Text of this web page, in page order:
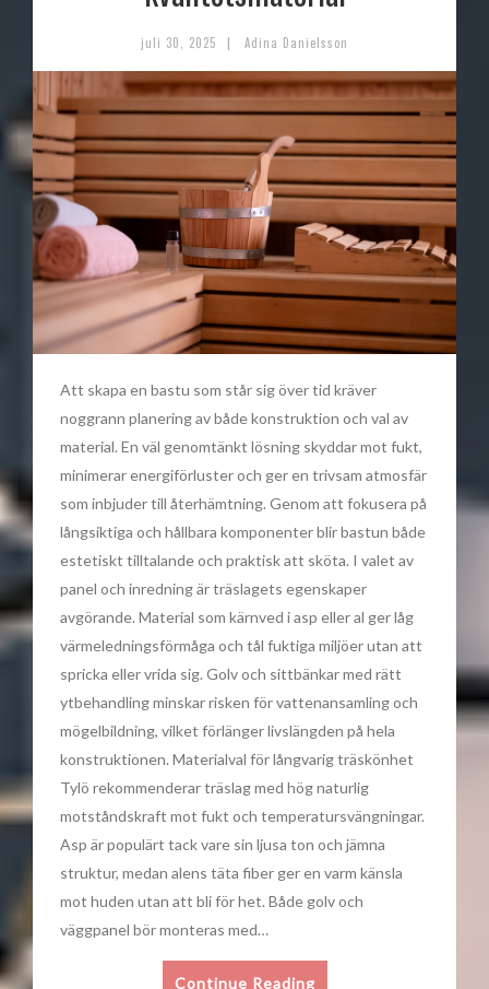
juli 30, 2025 | Adina Danielsson
Att skapa en bastu som står sig över tid kräver
noggrann planering av både konstruktion och val av
material. En väl genomtänkt lösning skyddar mot fukt,
minimerar energiförluster och ger en trivsam atmosfär
som inbjuder till återhämtning. Genom att fokusera på
långsiktiga och hållbara komponenter blir bastun både
estetiskt tilltalande och praktisk att sköta. I valet av
panel och inredning är träslagets egenskaper
avgörande. Material som kärnved i asp eller al ger låg
värmeledningsförmåga och tål fuktiga miljöer utan att
spricka eller vrida sig. Golv och sittbänkar med rätt
ytbehandling minskar risken för vattenansamling och
mögelbildning, vilket förlänger livslängden på hela
konstruktionen. Materialval för långvarig träskönhet
Tylö rekommenderar träslag med hög naturlig
motståndskraft mot fukt och temperatursvängningar.
Asp är populärt tack vare sin ljusa ton och jämna
struktur, medan alens täta fiber ger en varm känsla
mot huden utan att bli för het. Både golv och
väggpanel bör monteras med…
Continue Reading